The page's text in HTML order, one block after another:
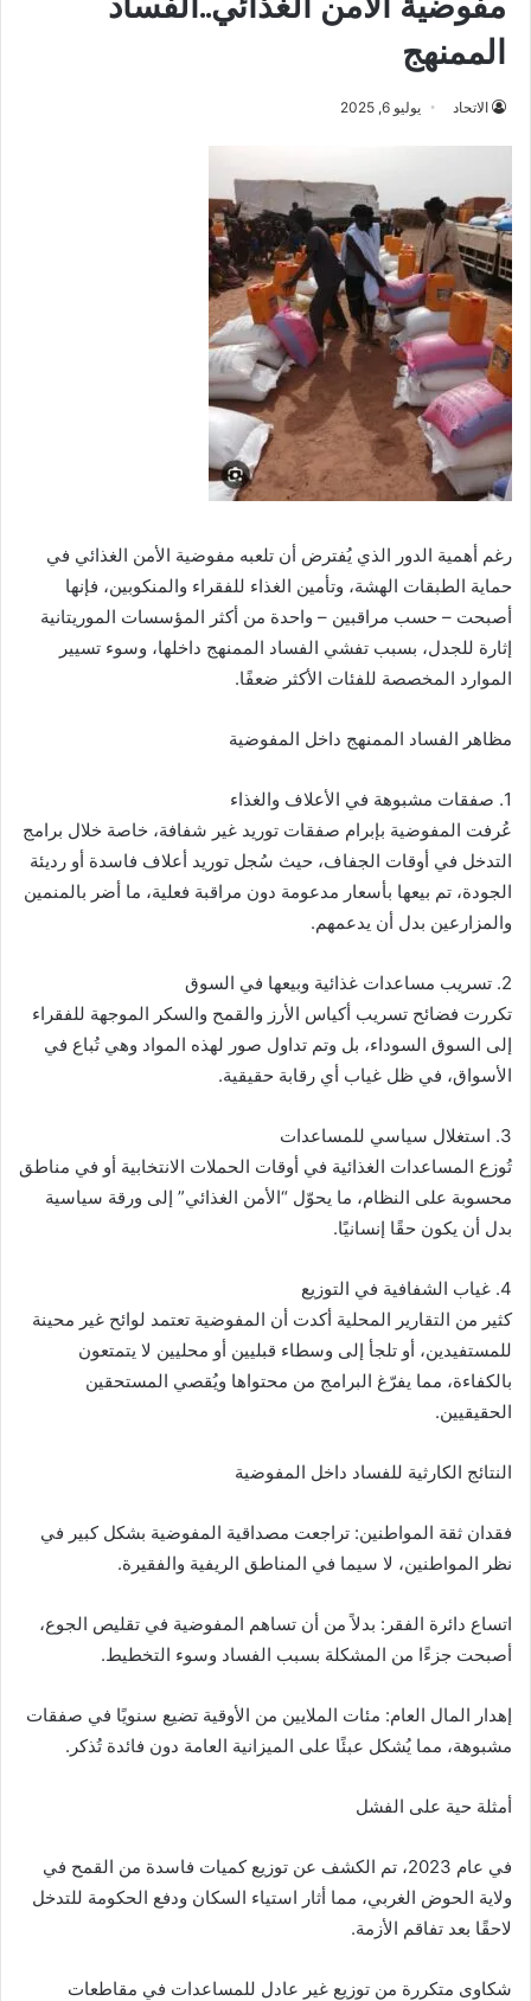
الممنهج
الاتحاد يوليو 6, 2025
رغم أهمية الدور الذي يُفترض أن تلعبه مفوضية الأمن الغذائي في
حماية الطبقات الهشة، وتأمين الغذاء للفقراء والمنكوبين، فإنها
أصبحت – حسب مراقبين – واحدة من أكثر المؤسسات الموريتانية
إثارة للجدل، بسبب تفشي الفساد الممنهج داخلها، وسوء تسيير
الموارد المخصصة للفئات الأكثر ضعفًا.
مظاهر الفساد الممنهج داخل المفوضية
1. صفقات مشبوهة في الأعلاف والغذاء
عُرفت المفوضية بإبرام صفقات توريد غير شفافة، خاصة خلال برامج
التدخل في أوقات الجفاف، حيث سُجل توريد أعلاف فاسدة أو رديئة
الجودة، تم بيعها بأسعار مدعومة دون مراقبة فعلية، ما أضر بالمنمين
والمزارعين بدل أن يدعمهم.
2. تسريب مساعدات غذائية وبيعها في السوق
تكررت فضائح تسريب أكياس الأرز والقمح والسكر الموجهة للفقراء
إلى السوق السوداء، بل وتم تداول صور لهذه المواد وهي تُباع في
الأسواق، في ظل غياب أي رقابة حقيقية.
3. استغلال سياسي للمساعدات
تُوزع المساعدات الغذائية في أوقات الحملات الانتخابية أو في مناطق
محسوبة على النظام، ما يحوّل “الأمن الغذائي” إلى ورقة سياسية
بدل أن يكون حقًا إنسانيًا.
4. غياب الشفافية في التوزيع
كثير من التقارير المحلية أكدت أن المفوضية تعتمد لوائح غير محينة
للمستفيدين، أو تلجأ إلى وسطاء قبليين أو محليين لا يتمتعون
بالكفاءة، مما يفرّغ البرامج من محتواها ويُقصي المستحقين
الحقيقيين.
النتائج الكارثية للفساد داخل المفوضية
فقدان ثقة المواطنين: تراجعت مصداقية المفوضية بشكل كبير في
نظر المواطنين، لا سيما في المناطق الريفية والفقيرة.
اتساع دائرة الفقر: بدلاً من أن تساهم المفوضية في تقليص الجوع،
أصبحت جزءًا من المشكلة بسبب الفساد وسوء التخطيط.
إهدار المال العام: مئات الملايين من الأوقية تضيع سنويًا في صفقات
مشبوهة، مما يُشكل عبئًا على الميزانية العامة دون فائدة تُذكر.
أمثلة حية على الفشل
في عام 2023، تم الكشف عن توزيع كميات فاسدة من القمح في
ولاية الحوض الغربي، مما أثار استياء السكان ودفع الحكومة للتدخل
لاحقًا بعد تفاقم الأزمة.
شكاوى متكررة من توزيع غير عادل للمساعدات في مقاطعات